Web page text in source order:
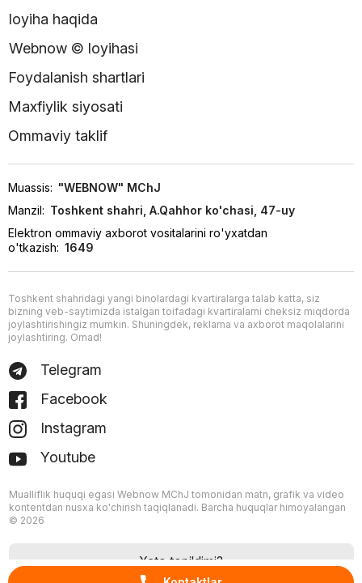
loyiha haqida
Webnow © loyihasi
Foydalanish shartlari
Maxfiylik siyosati
Ommaviy taklif
Muassis: "WEBNOW" MChJ
Manzil: Toshkent shahri, A.Qahhor ko'chasi, 47-uy
Elektron ommaviy axborot vositalarini ro'yxatdan
o'tkazish: 1649
Toshkent shahridagi yangi binolardagi kvartiralarga talab katta, siz
bizning veb-saytimizda istalgan toifadagi kvartiralarni cheksiz miqdorda
joylashtirishingiz mumkin. Shuningdek, reklama va axborot maqolalarini
joylashtiring. Omad!
Telegram
Facebook
Instagram
Youtube
Mualliflik huquqi egasi Webnow MChJ tomonidan matn, grafik va video
kontentdan nusxa ko'chirish taqiqlanadi. Barcha huquqlar himoyalangan
© 2026
Xato topildimi?